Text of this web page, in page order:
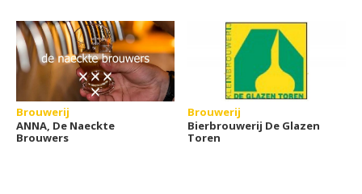
Brouwerij
ANNA, De Naeckte
Brouwers
Brouwerij
Bierbrouwerij De Glazen
Toren